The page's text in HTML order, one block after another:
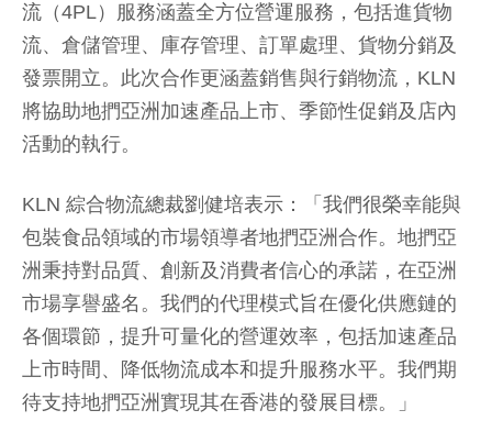
流（4PL）服務涵蓋全方位營運服務，包括進貨物
流、倉儲管理、庫存管理、訂單處理、貨物分銷及
發票開立。此次合作更涵蓋銷售與行銷物流，KLN
將協助地捫亞洲加速產品上市、季節性促銷及店內
活動的執行。
KLN 綜合物流總裁劉健培表示：「我們很榮幸能與
包裝食品領域的市場領導者地捫亞洲合作。地捫亞
洲秉持對品質、創新及消費者信心的承諾，在亞洲
市場享譽盛名。我們的代理模式旨在優化供應鏈的
各個環節，提升可量化的營運效率，包括加速產品
上市時間、降低物流成本和提升服務水平。我們期
待支持地捫亞洲實現其在香港的發展目標。」